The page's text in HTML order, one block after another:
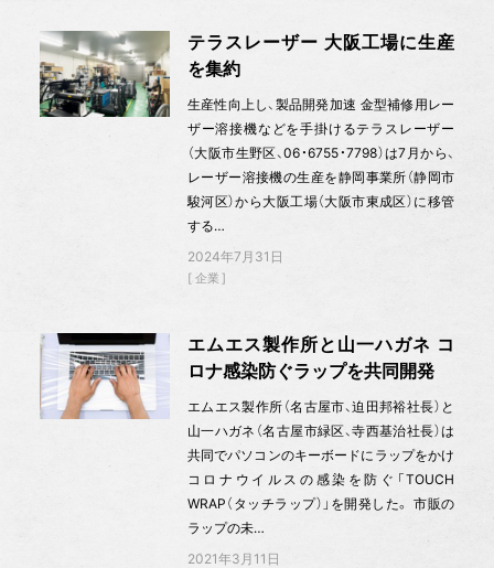
テラスレーザー 大阪工場に生産
を集約
生産性向上し、製品開発加速 金型補修用レー
ザー溶接機などを手掛けるテラスレーザー
（大阪市生野区、06・6755・7798）は7月から、
レーザー溶接機の生産を静岡事業所（静岡市
駿河区）から大阪工場（大阪市東成区）に移管
する…
2024年7月31日
企業
エムエス製作所と山一ハガネ コ
ロナ感染防ぐラップを共同開発
エムエス製作所（名古屋市、迫田邦裕社長）と
山一ハガネ（名古屋市緑区、寺西基治社長）は
共同でパソコンのキーボードにラップをかけ
コロナウイルスの感染を防ぐ「TOUCH
WRAP（タッチラップ）」を開発した。 市販の
ラップの未…
2021年3月11日